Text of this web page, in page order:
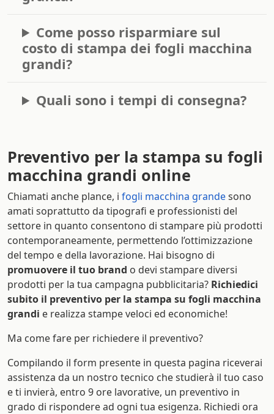
Come posso risparmiare sul
costo di stampa dei fogli macchina
grandi?
Quali sono i tempi di consegna?
Preventivo per la stampa su fogli
macchina grandi online
Chiamati anche plance, i fogli macchina grandesono
amati soprattutto da tipografi e professionisti del
settore in quanto consentono di stampare più prodotti
contemporaneamente, permettendo l’ottimizzazione
del tempo e della lavorazione. Hai bisogno di
promuovere il tuo brand o devi stampare diversi
prodotti per la tua campagna pubblicitaria? Richiedici
subito il preventivo per la stampa su fogli macchina
grandi e realizza stampe veloci ed economiche!
Ma come fare per richiedere il preventivo?
Compilando il form presente in questa pagina riceverai
assistenza da un nostro tecnico che studierà il tuo caso
e ti invierà, entro 9 ore lavorative, un preventivo in
grado di rispondere ad ogni tua esigenza. Richiedi ora